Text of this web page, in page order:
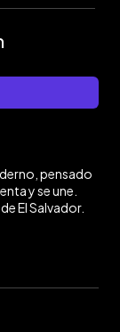
pensado
y se une.
El Salvador.